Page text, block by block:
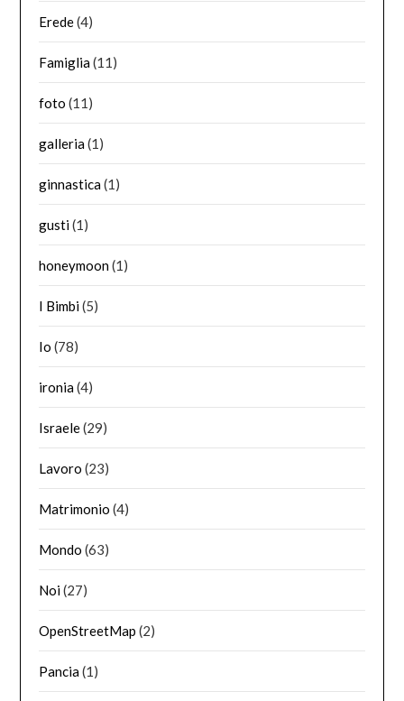
Erede(4)
Famiglia(11)
foto (11)
galleria(1)
ginnastica(1)
gusti(1)
honeymoon(1)
I Bimbi(5)
Io (78)
ironia(4)
Israele(29)
Lavoro (23)
Matrimonio (4)
Mondo (63)
Noi(27)
OpenStreetMap (2)
Pancia(1)